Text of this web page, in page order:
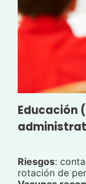
Educación
Riesgos:
rotación de